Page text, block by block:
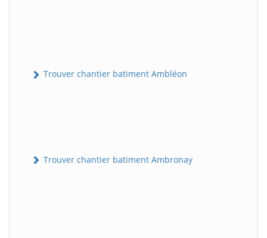
Trouver chantier batiment Ambléon
Trouver chantier batiment Ambronay